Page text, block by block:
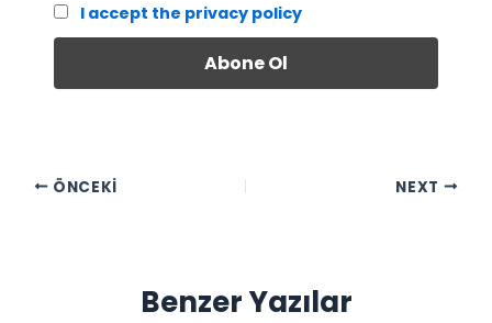
I accept the privacy policy
ÖNCEKI NEXT
Benzer Yazılar